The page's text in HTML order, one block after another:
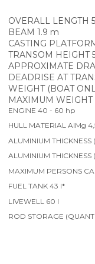
OVERALL LENGTH
BEAM 1.9 m
CASTING
TRANSOM HEIGHT
APPROXIMATE
DEADRISE AT
WEIGHT (BOAT
MAXIMUM WEIGHT
ENGINE 40 - 60 hp
HULL MATERIAL AlMg
ALUMINIUM
ALUMINIUM
MAXIMUM PERSONS
FUEL TANK 43 l*
LIVEWELL 60 l
ROD STORAGE